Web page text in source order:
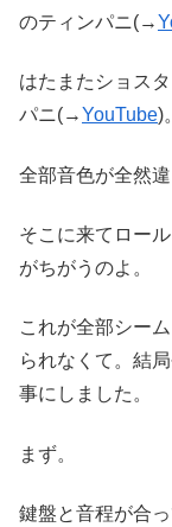
のティンパニ(→
はたまたショス
パニ(→YouTube)。
全部音色が全然違
そこに来てロー
がちがうのよ。
これが全部シー
られなくて。結
事にしました。
まず。
鍵盤と音程が合っ